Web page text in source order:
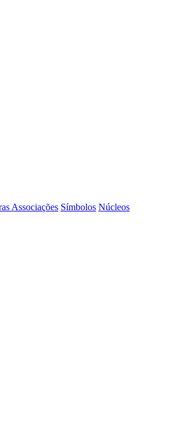
Associações Símbolos Núcleos